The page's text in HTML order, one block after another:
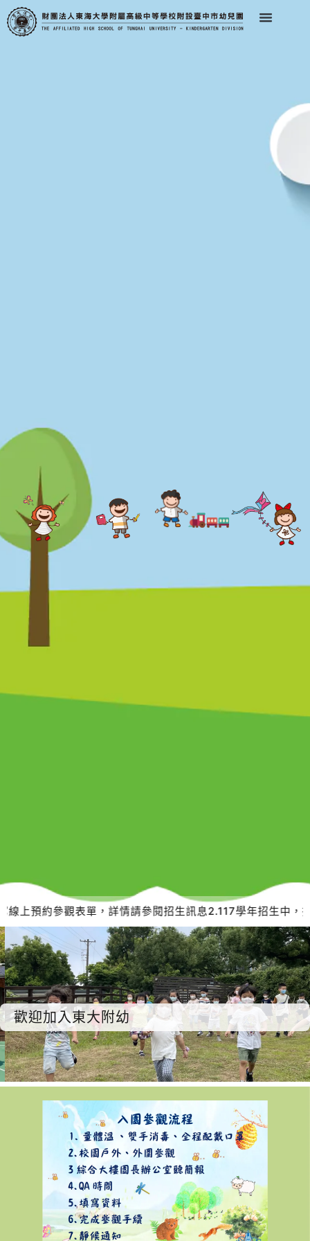
預約參觀表單，詳情請參閱招生訊息2.117學年招生中，招
歡迎加入東大附幼